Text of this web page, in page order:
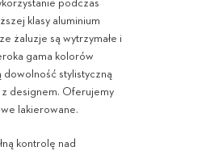
podczas
klasy aluminium
żaluzje są wytrzymałe i
gama kolorów
dowolność stylistyczną
designem. Oferujemy
lakierowane.
kontrolę nad